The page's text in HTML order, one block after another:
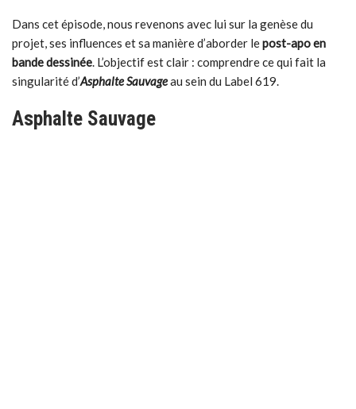
Dans cet épisode, nous revenons avec lui sur la genèse du
projet, ses influences et sa manière d’aborder lepost-apo en
bande dessinée. L’objectif est clair : comprendre ce qui fait la
singularité d’Asphalte Sauvageau sein du Label 619.
Asphalte Sauvage